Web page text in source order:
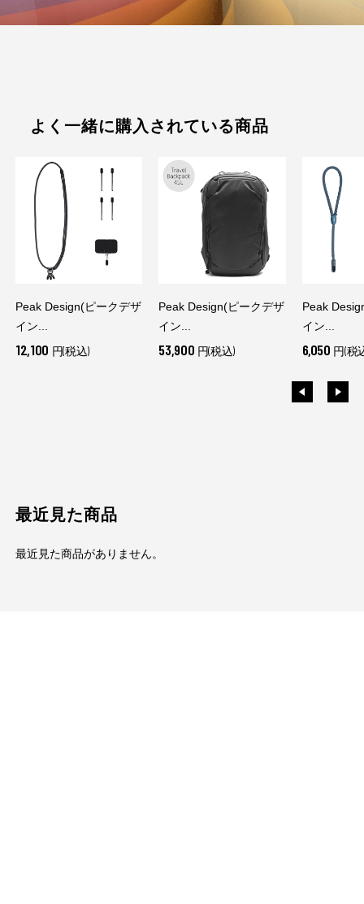
よく一緒に購入されている商品
Peak Design(ピークデザ
イン...
12,100 円(税込)
Peak Design(ピークデザ
イン...
53,900 円(税込)
Peak
イン...
6,050 円(税
最近見た商品
最近見た商品がありません。